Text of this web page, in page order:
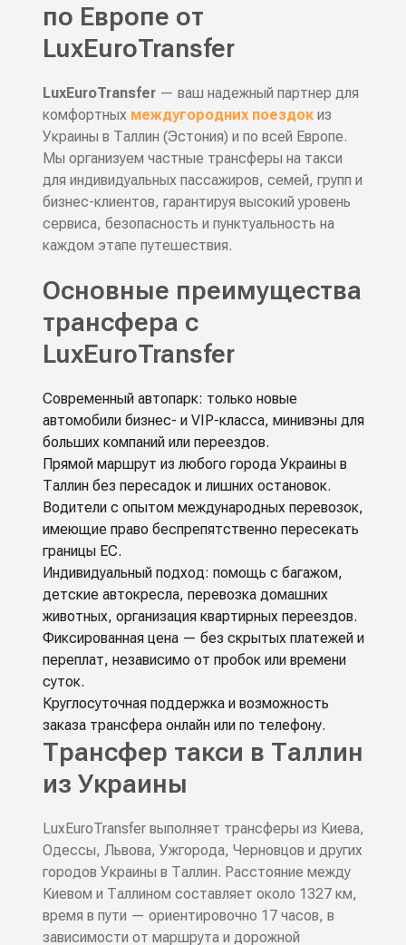
по Европе от
LuxEuroTransfer
LuxEuroTransfer— ваш надежный партнер для
комфортных междугородних поездокиз
Украины в Таллин (Эстония) и по всей Европе.
Мы организуем частные трансферы на такси
для индивидуальных пассажиров, семей, групп и
бизнес-клиентов, гарантируя высокий уровень
сервиса, безопасность и пунктуальность на
каждом этапе путешествия.
Основные преимущества
трансфера с
LuxEuroTransfer
Современный автопарк: только новые
автомобили бизнес- и VIP-класса, минивэны для
больших компаний или переездов.
Прямой маршрут из любого города Украины в
Таллин без пересадок и лишних остановок.
Водители с опытом международных перевозок,
имеющие право беспрепятственно пересекать
границы ЕС.
Индивидуальный подход: помощь с багажом,
детские автокресла, перевозка домашних
животных, организация квартирных переездов.
Фиксированная цена — без скрытых платежей и
переплат, независимо от пробок или времени
суток.
Круглосуточная поддержка и возможность
заказа трансфера онлайн или по телефону.
Трансфер такси в Таллин
из Украины
LuxEuroTransfer выполняет трансферы из Киева,
Одессы, Львова, Ужгорода, Черновцов и других
городов Украины в Таллин. Расстояние между
Киевом и Таллином составляет около 1327 км,
время в пути — ориентировочно 17 часов, в
зависимости от маршрута и дорожной